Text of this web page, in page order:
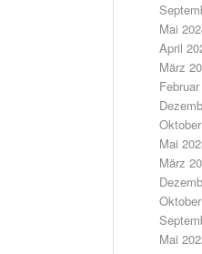
Mai
April
März
Mai
März
Mai